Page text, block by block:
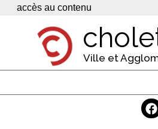
Panneau de gestion des cookies
accès au contenu
Ville et